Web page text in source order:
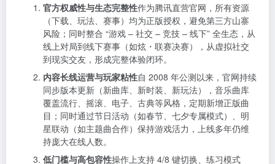
官方权威性与生态完整性作为腾讯直营官网，所有资源
（下载、玩法、赛事）均为正版授权，避免第三方山寨
风险；同时整合 “游戏 – 社交 – 竞技 – 线下” 全生态，从
线上对局到线下赛事（如炫・联赛决赛），从虚拟社交
到现实交友，形成完整体验闭环。
内容长线运营与玩家粘性自 2008 年公测以来，官网持续
同步版本更新（新曲库、新时装、新玩法），音乐曲库
覆盖流行、摇滚、电子、古典等风格，定期新增正版曲
目；同时通过节日活动（如春节、七夕专属模式）、明
星联动（如主题曲合作）保持游戏活力，上线多年仍维
持庞大在线人数。
低门槛与高包容性操作上支持 4/8 键切换、练习模式